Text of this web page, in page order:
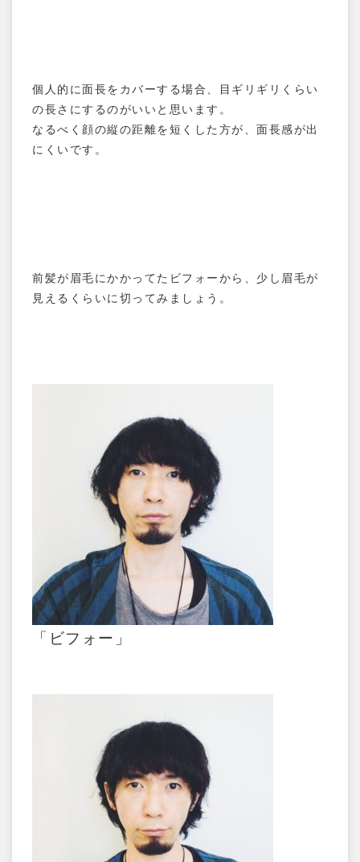
個人的に面長をカバーする場合、目ギリギリくらい
の長さにするのがいいと思います。
なるべく顔の縦の距離を短くした方が、面長感が出
にくいです。
前髪が眉毛にかかってたビフォーから、少し眉毛が
見えるくらいに切ってみましょう。
「ビフォー」